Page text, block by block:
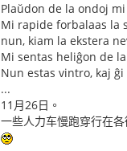
Plaŭdon de la ondoj
Mi rapide forbalaas la
nun, kiam la ekstera
Mi sentas heliĝon de
Nun estas vintro, kaj
...
11月26日。
一些人力车慢跑穿行在